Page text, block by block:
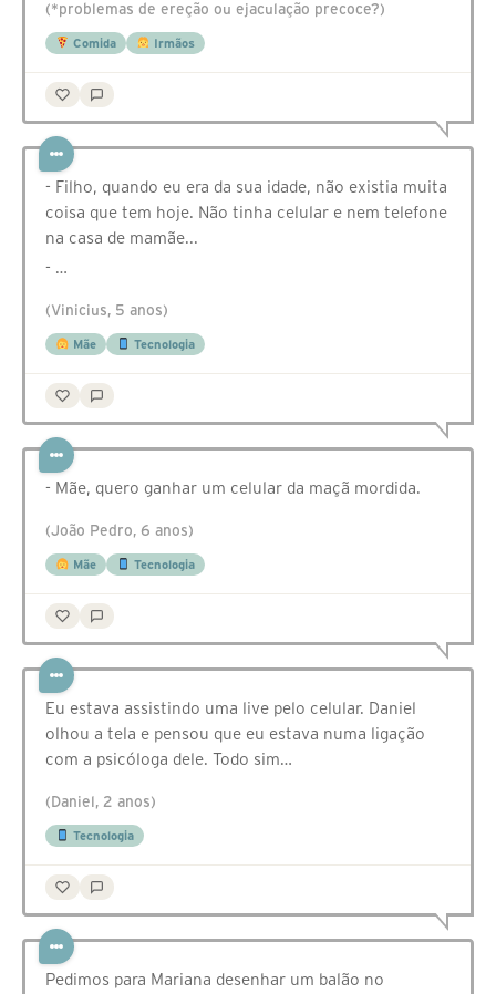
(*problemas de ereção ou ejaculação precoce?)
Comida Irmãos
- Filho, quando eu era da sua idade, não existia muita
coisa que tem hoje. Não tinha celular e nem telefone
na casa de mamãe...
- …
(Vinicius, 5 anos)
Mãe Tecnologia
- Mãe, quero ganhar um celular da maçã mordida.
(João Pedro, 6 anos)
Mãe Tecnologia
Eu estava assistindo uma live pelo celular. Daniel
olhou a tela e pensou que eu estava numa ligação
com a psicóloga dele. Todo sim…
(Daniel, 2 anos)
Tecnologia
Pedimos para Mariana desenhar um balão no